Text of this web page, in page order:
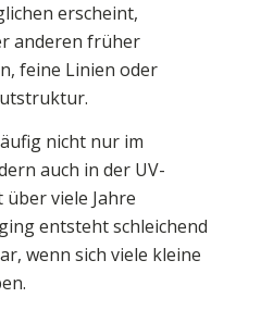
erscheint,
anderen früher
feine Linien oder
nicht nur im
auch in der UV-
viele Jahre
entsteht schleichend
wenn sich viele kleine